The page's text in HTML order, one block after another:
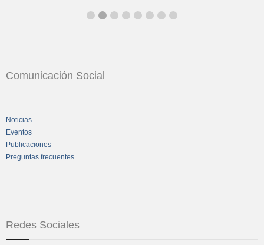
Comunicación Social
Noticias
Eventos
Publicaciones
Preguntas frecuentes
Redes Sociales